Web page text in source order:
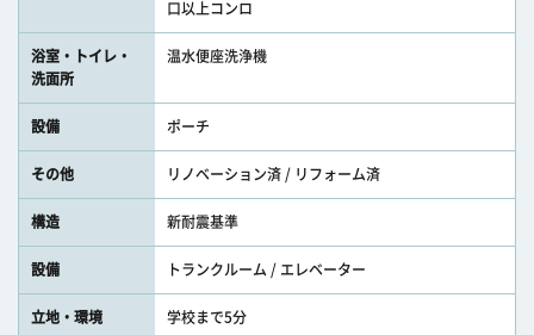
口以上コンロ
浴室・トイレ・
洗面所
温水便座洗浄機
設備 ポーチ
その他 リノベーション済 / リフォーム済
構造 新耐震基準
設備 トランクルーム / エレベーター
立地・環境 学校まで5分